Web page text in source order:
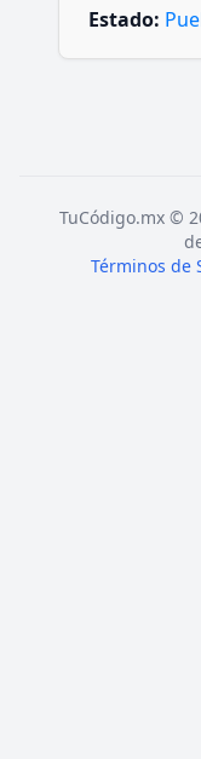
Estado:
TuCódigo.mx ©
Términos de